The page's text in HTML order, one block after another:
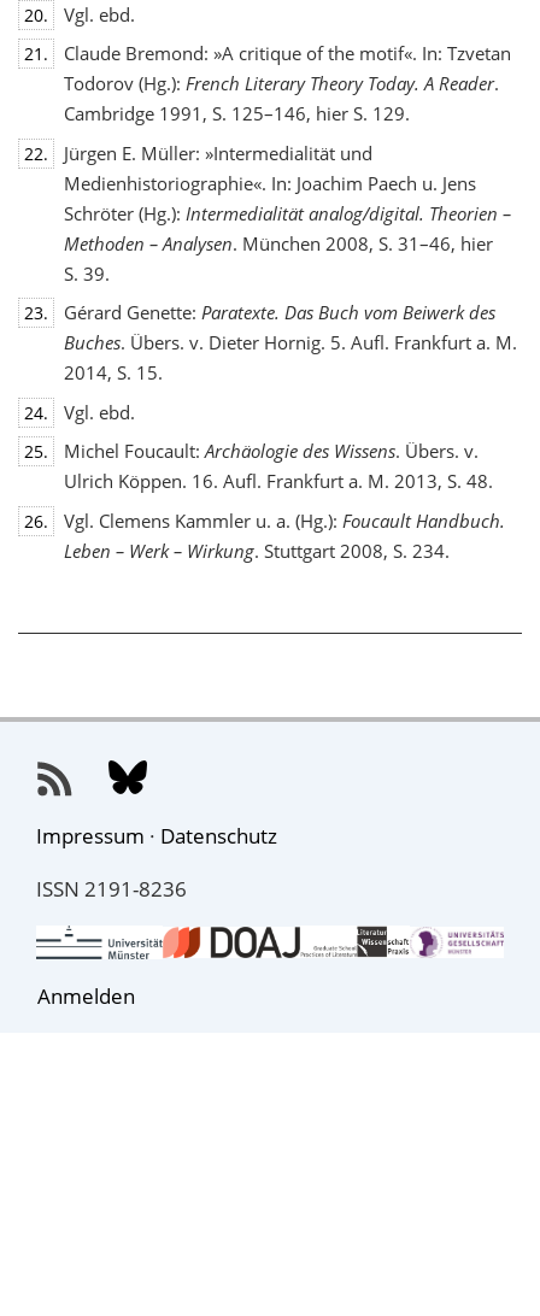
20. Vgl. ebd.
21.
Claude Bremond: »A critique of the motif«. In: Tzvetan
Todorov (Hg.): French Literary Theory Today. A Reader.
Cambridge 1991, S. 125–146, hier S. 129.
22.
Jürgen E. Müller: »Intermedialität und
Medienhistoriographie«. In: Joachim Paech u. Jens
Schröter (Hg.): Intermedialität analog/digital. Theorien –
Methoden – Analysen. München 2008, S. 31–46, hier
S. 39.
23. Gérard Genette: Paratexte. Das Buch vom Beiwerk des
Buches. Übers. v. Dieter Hornig. 5. Aufl. Frankfurt a. M.
2014, S. 15.
24. Vgl. ebd.
25. Michel Foucault:Archäologie des Wissens. Übers. v.
Ulrich Köppen. 16. Aufl. Frankfurt a. M. 2013, S. 48.
26. Vgl. Clemens Kammler u. a. (Hg.): Foucault Handbuch.
Leben – Werk – Wirkung. Stuttgart 2008, S. 234.
Impressum · Datenschutz
ISSN 2191-8236
Anmelden